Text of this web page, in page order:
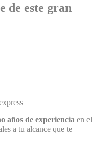
de este gran
años de experiencia en el
a tu alcance que te